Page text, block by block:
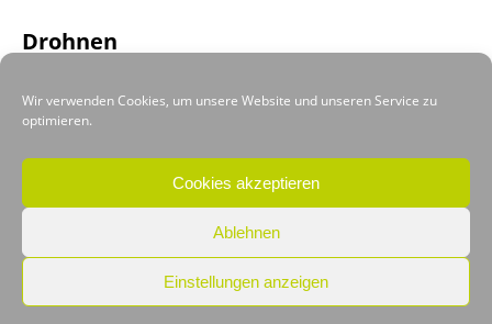
Wir verwenden Cookies, um unsere Website und unseren Service zu
optimieren.
Cookies akzeptieren
Ablehnen
Einstellungen anzeigen
Drohnen